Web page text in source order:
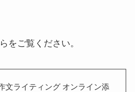
をご覧ください。
文ライティング オンライン添